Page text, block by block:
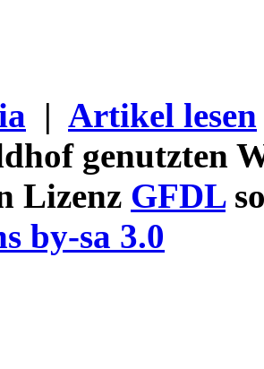
| Artikel lesen
genutzten
Lizenz GFDL
by-sa 3.0